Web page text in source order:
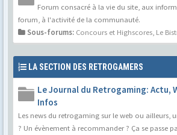
Forum consacré à la vie du site, aux
forum, à l'activité de la communauté.
Sous-forums: Concours et Highscores Le
LA SECTION DES RETROGAMERS
Le Journal du Retrogaming: Actu,
Infos
Les news du retrogaming sur le web ou ailleurs,
? Un évènement à recommander ? Ça se passe